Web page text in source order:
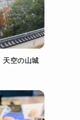
天空の山城